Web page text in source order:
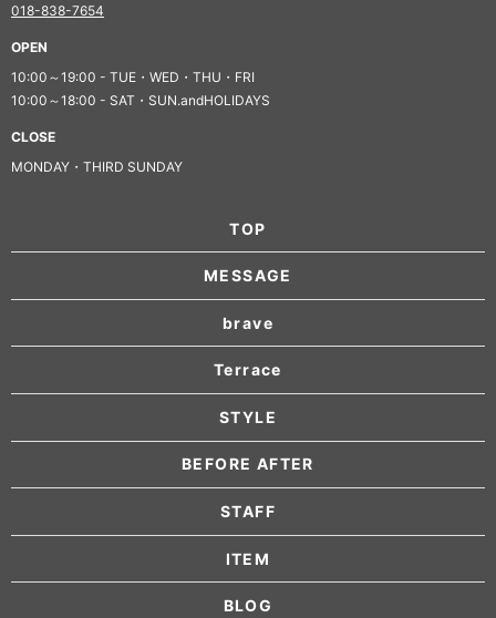
018-838-7654
OPEN
10:00～19:00 - TUE・WED・THU・FRI
10:00～18:00 - SAT・SUN.andHOLIDAYS
CLOSE
MONDAY・THIRD SUNDAY
TOP
MESSAGE
brave
Terrace
STYLE
BEFORE AFTER
STAFF
ITEM
BLOG